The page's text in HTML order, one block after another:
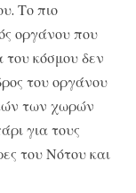
Το πιο
οργάνου που
του κόσμου δεν
του οργάνου
των χωρών
για τους
του Νότου και